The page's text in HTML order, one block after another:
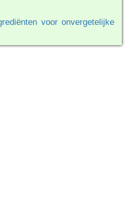
voor onvergetelijke